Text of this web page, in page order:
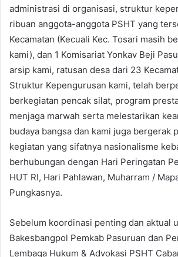
administrasi di organisasi, struktur
ribuan anggota-anggota PSHT yang
Kecamatan (Kecuali Kec. Tosari masih
kami), dan 1 Komisariat Yonkav Beji
arsip kami, ratusan desa dari 23
Struktur Kepengurusan kami, telah
berkegiatan pencak silat, program
menjaga marwah serta melestarikan
budaya bangsa dan kami juga bergerak
kegiatan yang sifatnya nasionalisme
berhubungan dengan Hari Peringatan
HUT RI, Hari Pahlawan, Muharram /
Pungkasnya.
Sebelum koordinasi penting dan aktual
Bakesbangpol Pemkab Pasuruan dan
Lembaga Hukum & Advokasi PSHT